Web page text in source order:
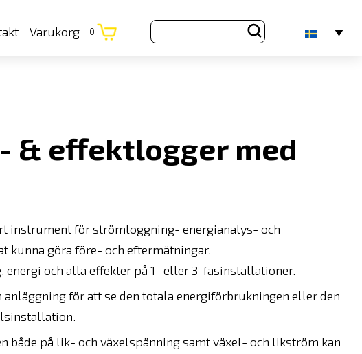
Varukorg 0
& effektlogger med
instrument för strömloggning- energianalys- och
kunna göra före- och eftermätningar.
energi och alla effekter på 1- eller 3-fasinstallationer.
för att se den totala energiförbrukningen eller den
både på lik- och växelspänning samt växel- och likström kan